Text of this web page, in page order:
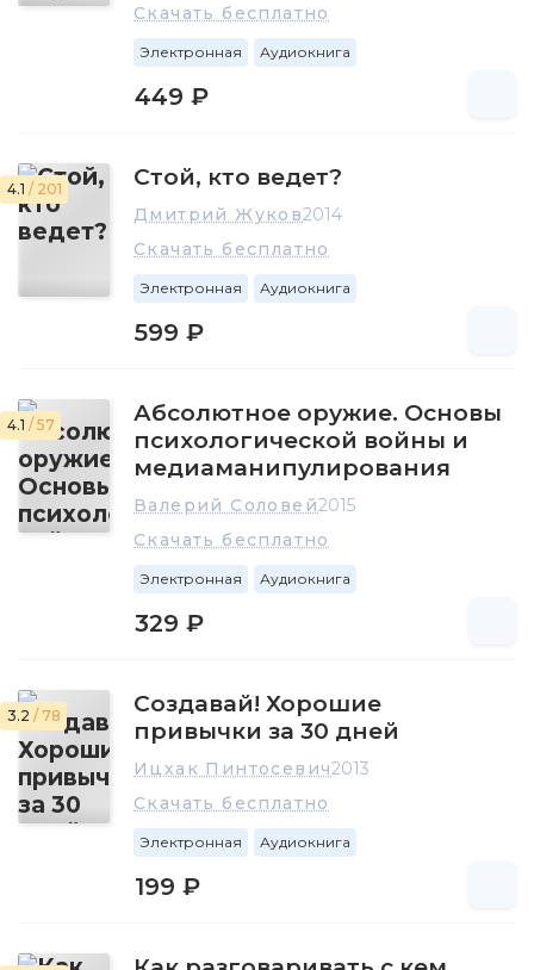
Скачать бесплатно
Электронная Аудиокнига
449 ₽
4.1 / 201 Стой, кто ведет?
Дмитрий Жуков2014
Скачать бесплатно
Электронная Аудиокнига
599 ₽
4.1 / 57
Абсолютное оружие. Основы
психологической войны и
медиаманипулирования
Валерий Соловей2015
Скачать бесплатно
Электронная Аудиокнига
329 ₽
3.2 / 78
Создавай! Хорошие
привычки за 30 дней
Ицхак Пинтосевич2013
Скачать бесплатно
Электронная Аудиокнига
199 ₽